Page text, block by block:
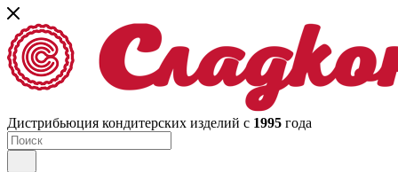
Дистрибьюция кондитерских изделий с 1995 года